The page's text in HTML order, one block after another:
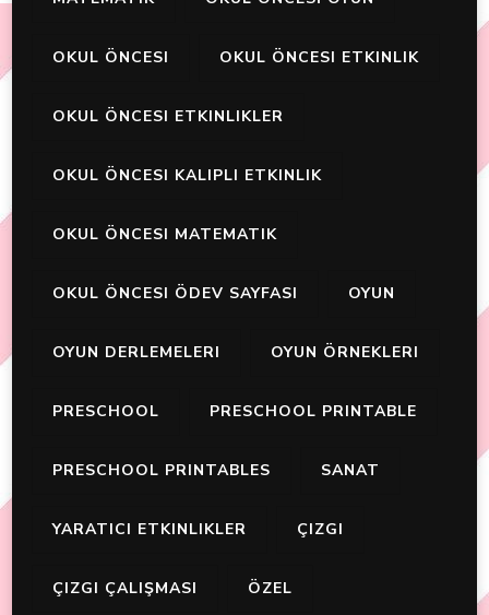
OKUL ÖNCESI OKUL ÖNCESI ETKINLIK
OKUL ÖNCESI ETKINLIKLER
OKUL ÖNCESI KALIPLI ETKINLIK
OKUL ÖNCESI MATEMATIK
OKUL ÖNCESI ÖDEV SAYFASI OYUN
OYUN DERLEMELERI OYUN ÖRNEKLERI
PRESCHOOL PRESCHOOL PRINTABLE
PRESCHOOL PRINTABLES SANAT
YARATICI ETKINLIKLER ÇIZGI
ÇIZGI ÇALIŞMASI ÖZEL